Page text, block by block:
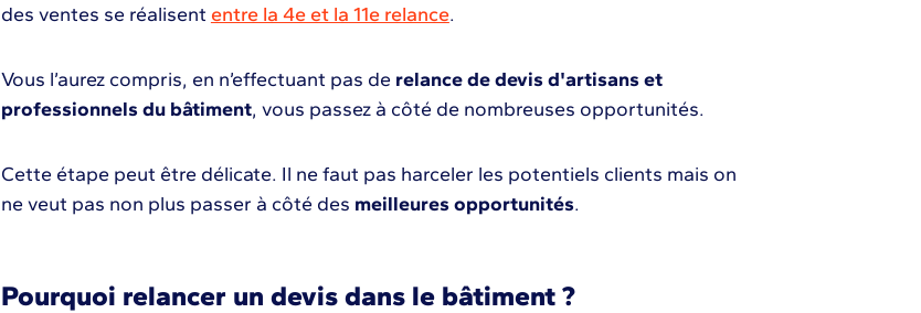
des ventes se réalisent entre la 4e et la 11e relance.
Vous l’aurez compris, en n’effectuant pas de relance de devis d'artisans et
professionnels du bâtiment, vous passez à côté de nombreuses opportunités.
Cette étape peut être délicate. Il ne faut pas harceler les potentiels clients mais on
ne veut pas non plus passer à côté des meilleures opportunités.
Pourquoi relancer un devis dans le bâtiment ?